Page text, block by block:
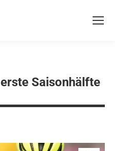
Saisonhälfte